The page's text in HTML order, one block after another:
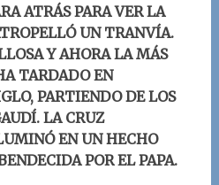
ATRÁS PARA VER LA
UN TRANVÍA.
Y AHORA LA MÁS
TARDADO EN
PARTIENDO DE LOS
LA CRUZ
EN UN HECHO
POR EL PAPA.